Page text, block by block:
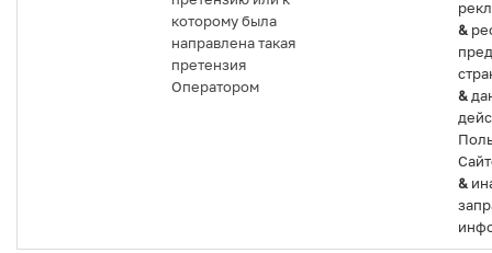
которому была
направлена такая
претензия
Оператором
&
&
&